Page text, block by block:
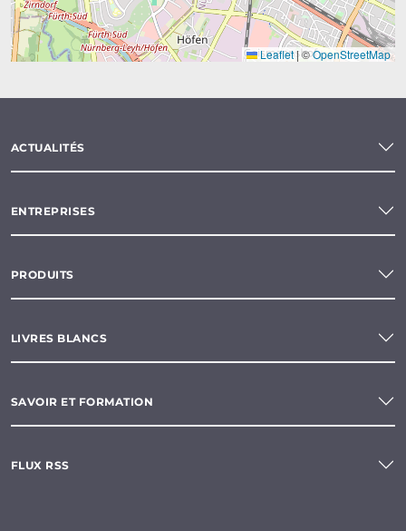
Leaflet|©OpenStreetMap
ACTUALITÉS
ENTREPRISES
PRODUITS
LIVRES BLANCS
SAVOIR ET FORMATION
FLUX RSS